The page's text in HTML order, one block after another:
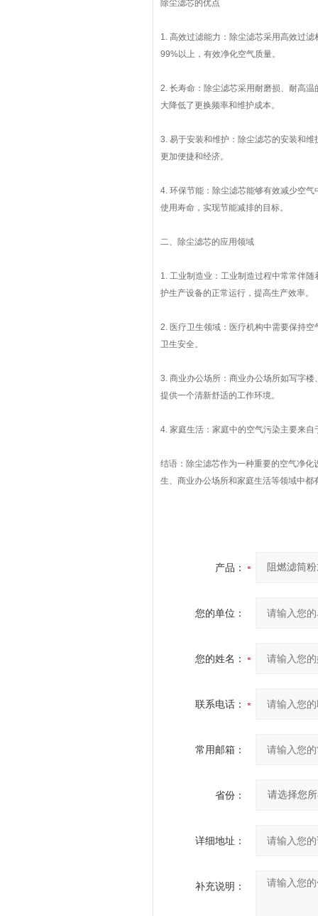
除尘滤芯的优点
1. 高效过滤能力：除尘滤芯采用高效过
99%以上，有效净化空气质量。
2. 长寿命：除尘滤芯采用耐磨损、耐高
大降低了更换频率和维护成本。
3. 易于安装和维护：除尘滤芯的安装和
更加便捷和经济。
4. 环保节能：除尘滤芯能够有效减少空
使用寿命，实现节能减排的目标。
二、除尘滤芯的应用领域
1. 工业制造业：工业制造过程中常常伴
护生产设备的正常运行，提高生产效率。
2. 医疗卫生领域：医疗机构中需要保持
卫生安全。
3. 商业办公场所：商业办公场所如写字
提供一个清新舒适的工作环境。
4. 家庭生活：家庭中的空气污染主要来
结语：除尘滤芯作为一种重要的空气净
生、商业办公场所和家庭生活等领域中
产品：
您的单位：
您的姓名：
联系电话：
常用邮箱：
省份：
详细地址：
补充说明：